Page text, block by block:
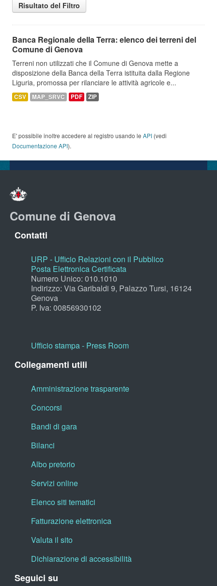
Risultato del Filtro
Banca Regionale della Terra: elenco dei terreni del
Comune di Genova
Terreni non utilizzati che il Comune di Genova mette a
disposizione della Banca della Terra istituita dalla Regione
Liguria, promossa per rilanciare le attività agricole e...
CSV MAP_SRVC PDF ZIP
E' possibile inoltre accedere al registro usando le API (vedi
Documentazione API).
Comune di Genova
Contatti
URP - Ufficio Relazioni con il Pubblico
Posta Elettronica Certificata
Numero Unico: 010.1010
Indirizzo: Via Garibaldi 9, Palazzo Tursi, 16124
Genova
P. Iva: 00856930102
Ufficio stampa - Press Room
Collegamenti utili
Amministrazione trasparente
Concorsi
Bandi di gara
Bilanci
Albo pretorio
Servizi online
Elenco siti tematici
Fatturazione elettronica
Valuta il sito
Dichiarazione di accessibilità
Seguici su